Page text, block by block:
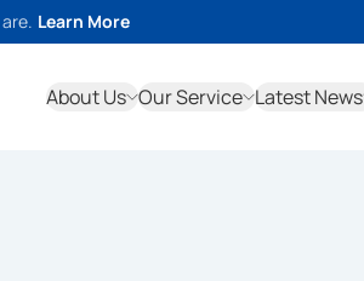
Learn More
About Us Our Service Latest News